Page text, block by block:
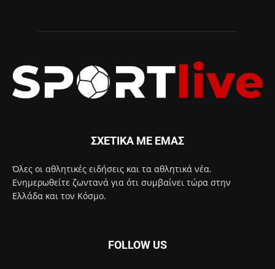
ΣΧΕΤΙΚΑ ΜΕ ΕΜΑΣ
Όλες οι αθλητικές ειδήσεις και τα αθλητικά νέα.
Ενημερωθείτε ζωντανά για ότι συμβαίνει τώρα στην
Ελλάδα και τον Κόσμο.
FOLLOW US